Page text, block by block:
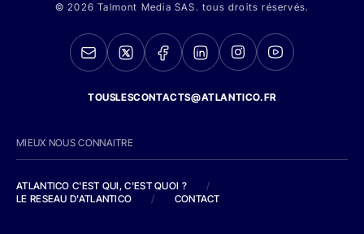
© 2026 Talmont Media SAS. tous droits réservés.
TOUSLESCONTACTS@ATLANTICO.FR
MIEUX NOUS CONNAITRE
ATLANTICO C'EST QUI, C'EST QUOI ?
/
LE RESEAU D'ATLANTICO
/ CONTACT